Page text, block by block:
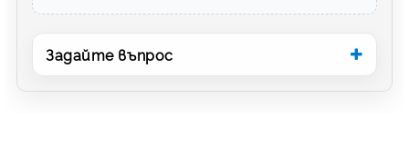
Задайте въпрос